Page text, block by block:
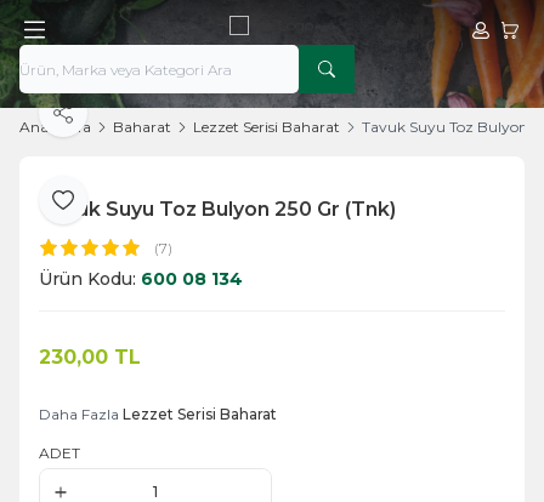
Hesabım
Ana Sayfa Baharat Lezzet Serisi Baharat Tavuk Suyu Toz Bulyon
Favoriye Ekle
Paylaş
Tavuk Suyu Toz Bulyon 250 Gr (Tnk)
(7)
Ürün Kodu: 600 08 134
230,00 TL
Daha Fazla Lezzet Serisi Baharat
ADET